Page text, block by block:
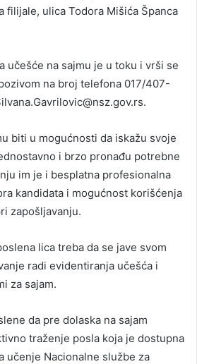
filijale, ulica Todora Mišića Španca
učešće na sajmu je u toku i vrši se
na broj telefona 017/407-
biti u mogućnosti da iskažu svoje
i brzo pronađu potrebne
im je i besplatna profesionalna
kandidata i mogućnost korišćenja
zapošljavanju.
lica treba da se jave svom
radi evidentiranja učešća i
za sajam.
da pre dolaska na sajam
traženje posla koja je dostupna
učenje Nacionalne službe za